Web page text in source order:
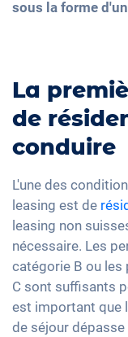
sous la forme
La
de
conduire
L'une des
leasing est de
leasing non
nécessaire. Les
catégorie B ou
C sont suffisants
est important que
de séjour